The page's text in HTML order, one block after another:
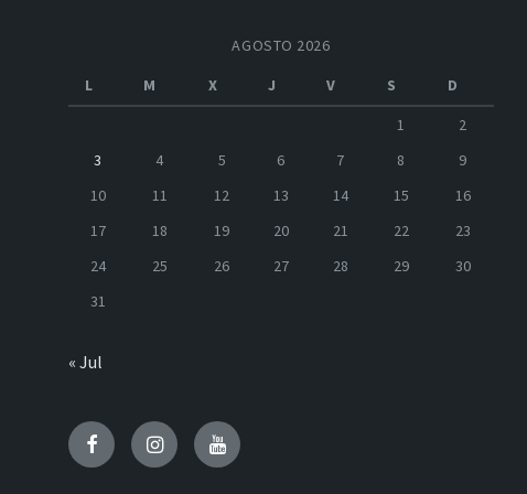
AGOSTO 2026
L
M X J V S
D
1
2
3
4 5 6 7 8
9
10
11 12 13 14 15
16
17
18 19 20 21 22
23
24
25 26 27 28 29
30
31
« Jul
FacebookInstagramYoutube